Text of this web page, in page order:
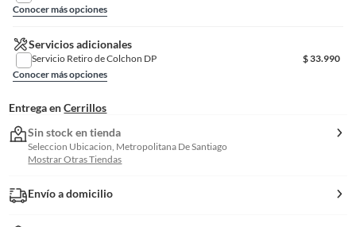
Conocer más opciones
Servicios adicionales
Servicio Retiro de Colchon DP $33.990
Conocer más opciones
Entrega en Cerrillos
Sin stock en tienda
Seleccion Ubicacion, Metropolitana De Santiago
Mostrar Otras Tiendas
Envío a domicilio